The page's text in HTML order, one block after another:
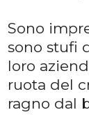
Sono
sono stufi
loro
ruota del
ragno dal